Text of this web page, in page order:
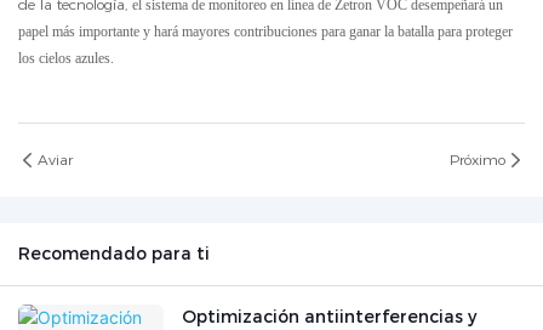
de la tecnología, el sistema de monitoreo en línea de Zetron VOC desempeñará un
papel más importante y hará mayores contribuciones para ganar la batalla para proteger
los cielos azules.
Aviar Próximo
Recomendado para ti
Optimización antiinterferencias y